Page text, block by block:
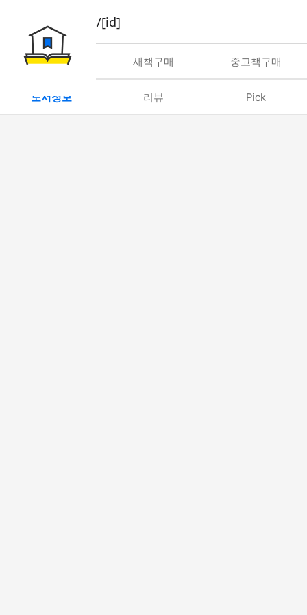
book/rent/[id]
대여 새책구매 중고책구매
도서정보 리뷰 Pick